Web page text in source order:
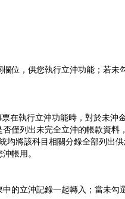
位，供您執行立沖功能；若未
在執行立沖功能時，對於未沖
僅列出未完全立沖的帳款資料
均將該科目相關分錄全部列出
帳用。
的立沖記錄一起轉入；當未勾